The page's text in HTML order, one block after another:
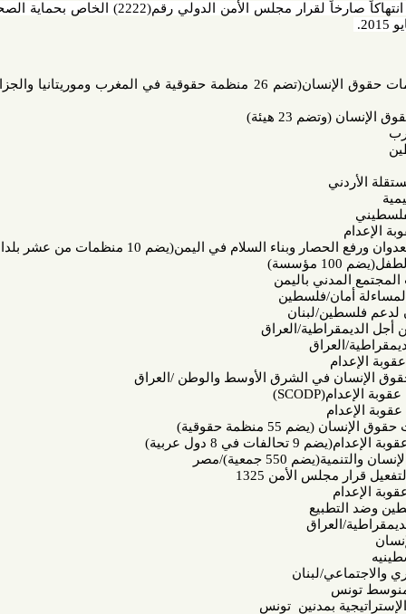
الاحتلال بحق الصحفية أبو عاقلة انتهاكاً صارخاً لقرار مجلس الأمن الدولي رقم(2222) الخاص بحماية الصحفيين/ات،
التنسيقية المغاربية لمنظمات حقوق الإنسان(تضم 26 منظمة حقوقية في المغرب وموريتانيا والجزائر وتونس
23 هيئة)
في اليمن(يضم 10 منظمات من عشر بلدان عربية)
باليمن
فلسطين
لبنان
العراق
في الشرق الأوسط والوطن /العراق
SCODP
)
حقوقية)
دول عربية)
جمعية)/مصر
الأمن 1325
لبنان
بمدنين تونس